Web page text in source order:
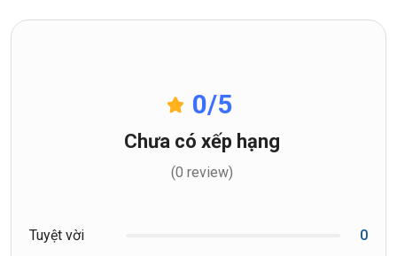
0/5
Chưa có xếp hạng
(0 review)
Tuyệt vời
0